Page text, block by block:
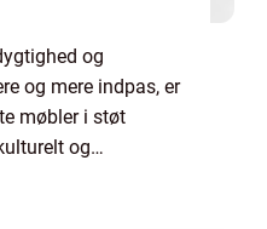
og
og mere indpas, er
møbler i støt
og